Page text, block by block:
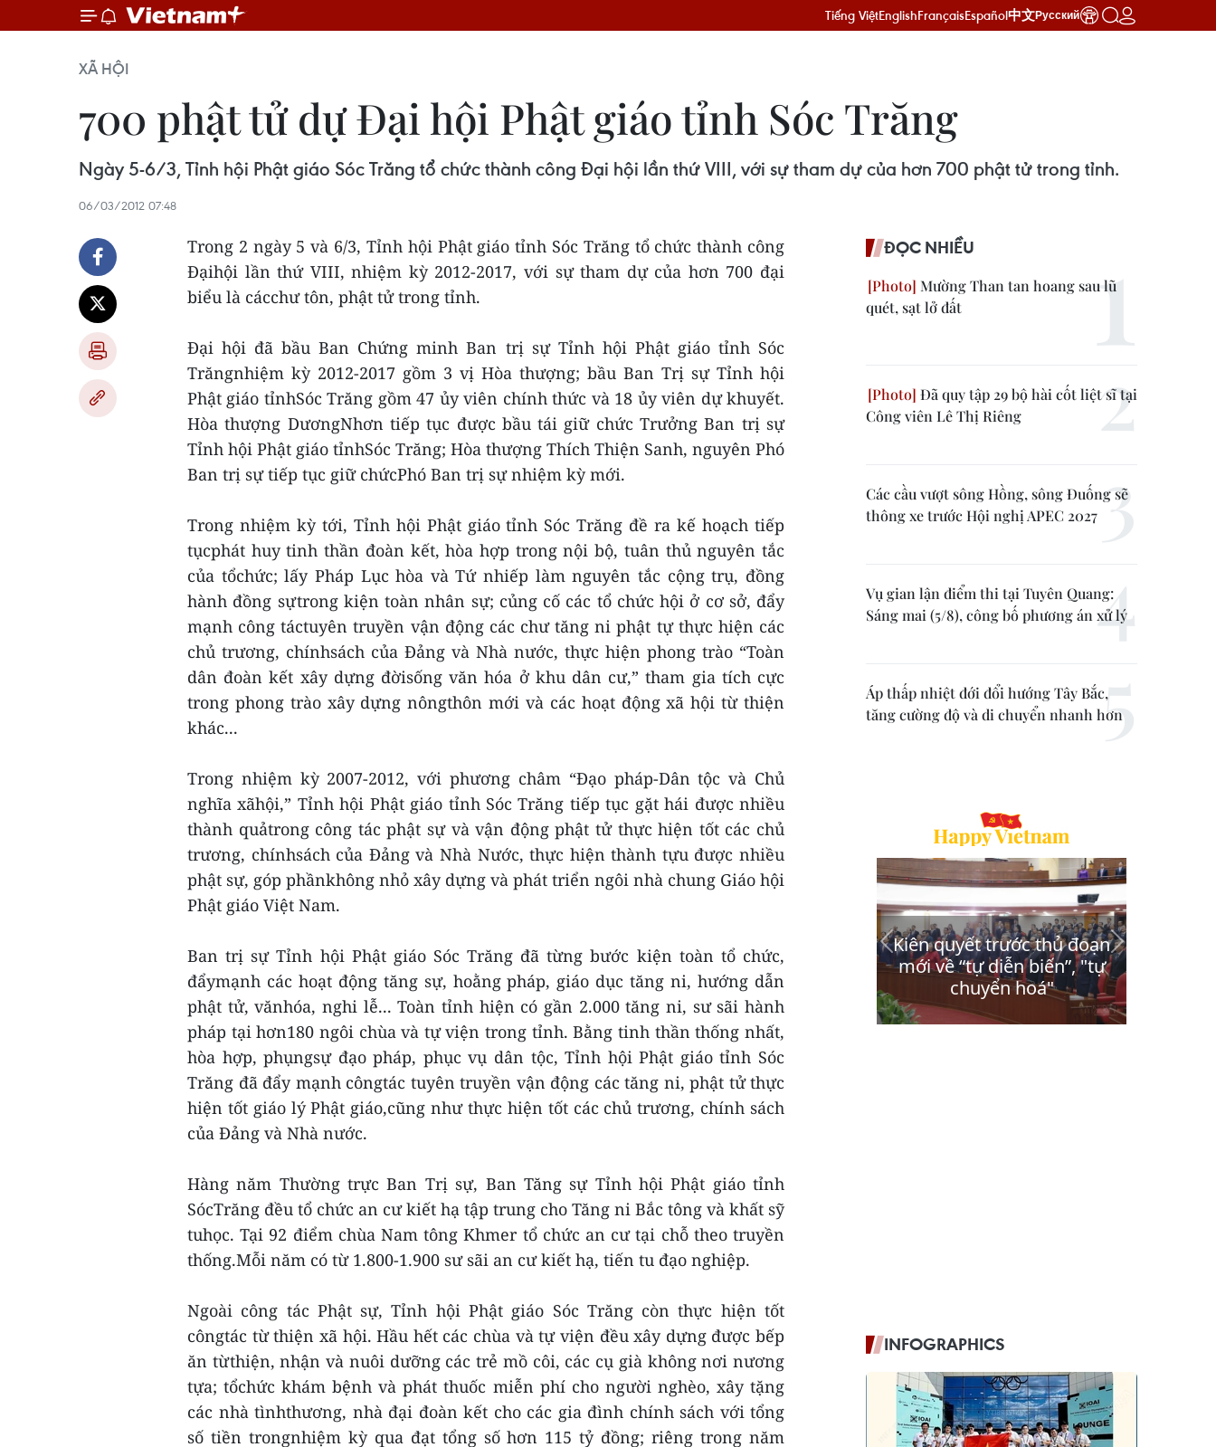
Tiếng ViệtEnglishFrançaisEspañol中文Русский
XÃ HỘI
700 phật tử dự Đại hội Phật giáo tỉnh Sóc Trăng
Ngày 5-6/3, Tỉnh hội Phật giáo Sóc Trăng tổ chức thành công Đại hội lần thứ VIII, với sự tham dự của hơn 700 phật tử trong tỉnh.
06/03/2012 07:48
Trong 2 ngày 5 và 6/3, Tỉnh hội Phật giáo tỉnh Sóc Trăng tổ chức thành công
Đạihội lần thứ VIII, nhiệm kỳ 2012-2017, với sự tham dự của hơn 700 đại
biểu là cácchư tôn, phật tử trong tỉnh.
Đại hội đã bầu Ban Chứng minh Ban trị sự Tỉnh hội Phật giáo tỉnh Sóc
Trăngnhiệm kỳ 2012-2017 gồm 3 vị Hòa thượng; bầu Ban Trị sự Tỉnh hội
Phật giáo tỉnhSóc Trăng gồm 47 ủy viên chính thức và 18 ủy viên dự khuyết.
Hòa thượng DươngNhơn tiếp tục được bầu tái giữ chức Trưởng Ban trị sự
Tỉnh hội Phật giáo tỉnhSóc Trăng; Hòa thượng Thích Thiện Sanh, nguyên Phó
Ban trị sự tiếp tục giữ chứcPhó Ban trị sự nhiệm kỳ mới.
Trong nhiệm kỳ tới, Tỉnh hội Phật giáo tỉnh Sóc Trăng đề ra kế hoạch tiếp
tụcphát huy tinh thần đoàn kết, hòa hợp trong nội bộ, tuân thủ nguyên tắc
của tổchức; lấy Pháp Lục hòa và Tứ nhiếp làm nguyên tắc cộng trụ, đồng
hành đồng sựtrong kiện toàn nhân sự; củng cố các tổ chức hội ở cơ sở, đẩy
mạnh công táctuyên truyền vận động các chư tăng ni phật tự thực hiện các
chủ trương, chínhsách của Đảng và Nhà nước, thực hiện phong trào “Toàn
dân đoàn kết xây dựng đờisống văn hóa ở khu dân cư,” tham gia tích cực
trong phong trào xây dựng nôngthôn mới và các hoạt động xã hội từ thiện
khác...
Trong nhiệm kỳ 2007-2012, với phương châm “Đạo pháp-Dân tộc và Chủ
nghĩa xãhội,” Tỉnh hội Phật giáo tỉnh Sóc Trăng tiếp tục gặt hái được nhiều
thành quảtrong công tác phật sự và vận động phật tử thực hiện tốt các chủ
trương, chínhsách của Đảng và Nhà Nước, thực hiện thành tựu được nhiều
phật sự, góp phầnkhông nhỏ xây dựng và phát triển ngôi nhà chung Giáo hội
Phật giáo Việt Nam.
Ban trị sự Tỉnh hội Phật giáo Sóc Trăng đã từng bước kiện toàn tổ chức,
đẩymạnh các hoạt động tăng sự, hoằng pháp, giáo dục tăng ni, hướng dẫn
phật tử, vănhóa, nghi lễ... Toàn tỉnh hiện có gần 2.000 tăng ni, sư sãi hành
pháp tại hơn180 ngôi chùa và tự viện trong tỉnh. Bằng tinh thần thống nhất,
hòa hợp, phụngsự đạo pháp, phục vụ dân tộc, Tỉnh hội Phật giáo tỉnh Sóc
Trăng đã đẩy mạnh côngtác tuyên truyền vận động các tăng ni, phật tử thực
hiện tốt giáo lý Phật giáo,cũng như thực hiện tốt các chủ trương, chính sách
của Đảng và Nhà nước.
Hàng năm Thường trực Ban Trị sự, Ban Tăng sự Tỉnh hội Phật giáo tỉnh
SócTrăng đều tổ chức an cư kiết hạ tập trung cho Tăng ni Bắc tông và khất sỹ
tuhọc. Tại 92 điểm chùa Nam tông Khmer tổ chức an cư tại chỗ theo truyền
thống.Mỗi năm có từ 1.800-1.900 sư sãi an cư kiết hạ, tiến tu đạo nghiệp.
Ngoài công tác Phật sự, Tỉnh hội Phật giáo Sóc Trăng còn thực hiện tốt
côngtác từ thiện xã hội. Hầu hết các chùa và tự viện đều xây dựng được bếp
ăn từthiện, nhận và nuôi dưỡng các trẻ mồ côi, các cụ già không nơi nương
tựa; tổchức khám bệnh và phát thuốc miễn phí cho người nghèo, xây tặng
các nhà tìnhthương, nhà đại đoàn kết cho các gia đình chính sách với tổng
số tiền trongnhiệm kỳ qua đạt tổng số hơn 115 tỷ đồng; riêng trong năm
ĐỌC NHIỀU
Mường Than tan hoang sau lũ
quét, sạt lở đất
Đã quy tập 29 bộ hài cốt liệt sĩ tại
Công viên Lê Thị Riêng
Các cầu vượt sông Hồng, sông Đuống sẽ
thông xe trước Hội nghị APEC 2027
Vụ gian lận điểm thi tại Tuyên Quang:
Sáng mai (5/8), công bố phương án xử lý
Áp thấp nhiệt đới đổi hướng Tây Bắc,
tăng cường độ và di chuyển nhanh hơn
INFOGRAPHICS